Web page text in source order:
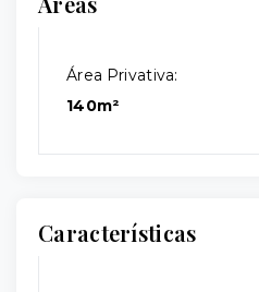
Área Privativa:
140m²
Características